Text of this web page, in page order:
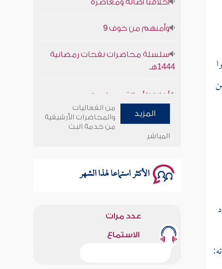
1444هـ
وأمنهم من خوف 9
سلسلة محاضرات نفحات رمضانية
المزيد
من الفعاليات
والمحاضرات الأرشيفية
من خدمة البث
المباشر
الأكثر استماعا لهذا الشهر
عدد مرات
الاستماع